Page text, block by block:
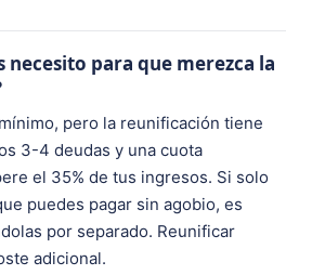
necesito para que merezca la
pero la reunificación tiene
3-4 deudas y una cuota
el 35% de tus ingresos. Si solo
puedes pagar sin agobio, es
por separado. Reunificar
adicional.